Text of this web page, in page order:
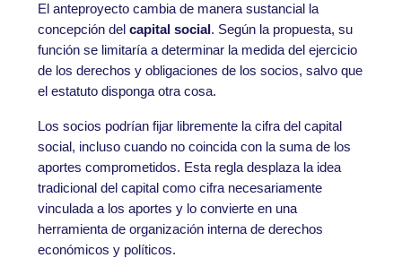
El anteproyecto cambia de manera sustancial la
concepción del capital social. Según la propuesta, su
función se limitaría a determinar la medida del ejercicio
de los derechos y obligaciones de los socios, salvo que
el estatuto disponga otra cosa.
Los socios podrían fijar libremente la cifra del capital
social, incluso cuando no coincida con la suma de los
aportes comprometidos. Esta regla desplaza la idea
tradicional del capital como cifra necesariamente
vinculada a los aportes y lo convierte en una
herramienta de organización interna de derechos
económicos y políticos.